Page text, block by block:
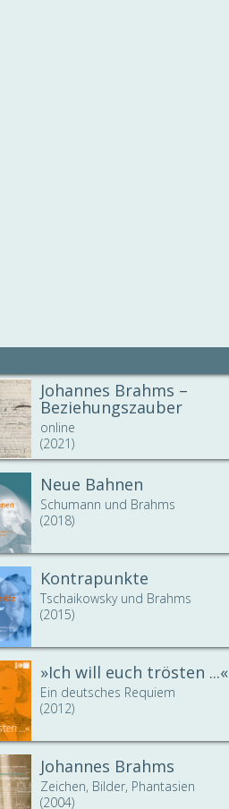
Johannes Brahms –
Beziehungszauber
online
(2021)
Neue Bahnen
Schumann und Brahms
(2018)
Kontrapunkte
Tschaikowsky und Brahms
(2015)
»Ich will euch trösten ...«
Ein deutsches Requiem
(2012)
Johannes Brahms
Zeichen, Bilder, Phantasien
(2004)